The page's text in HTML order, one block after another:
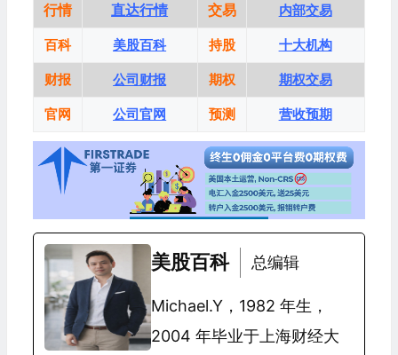
行情 直达行情 交易 内部交易
百科 美股百科 持股 十大机构
财报 公司财报 期权 期权交易
官网 公司官网 预测 营收预期
美股百科 总编辑
Michael.Y，1982 年生，
2004 年毕业于上海财经大